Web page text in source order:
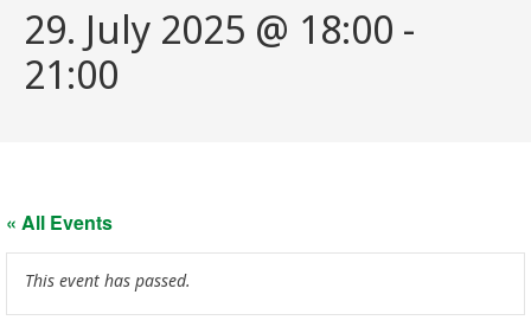
29. July 2025 @ 18:00 -
21:00
« All Events
This event has passed.